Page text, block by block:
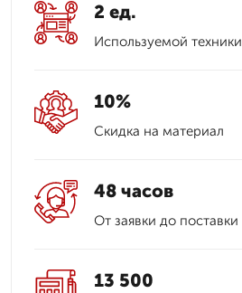
2 ед.
Используемой техники
10%
Скидка на материал
48 часов
От заявки до поставки
13 500